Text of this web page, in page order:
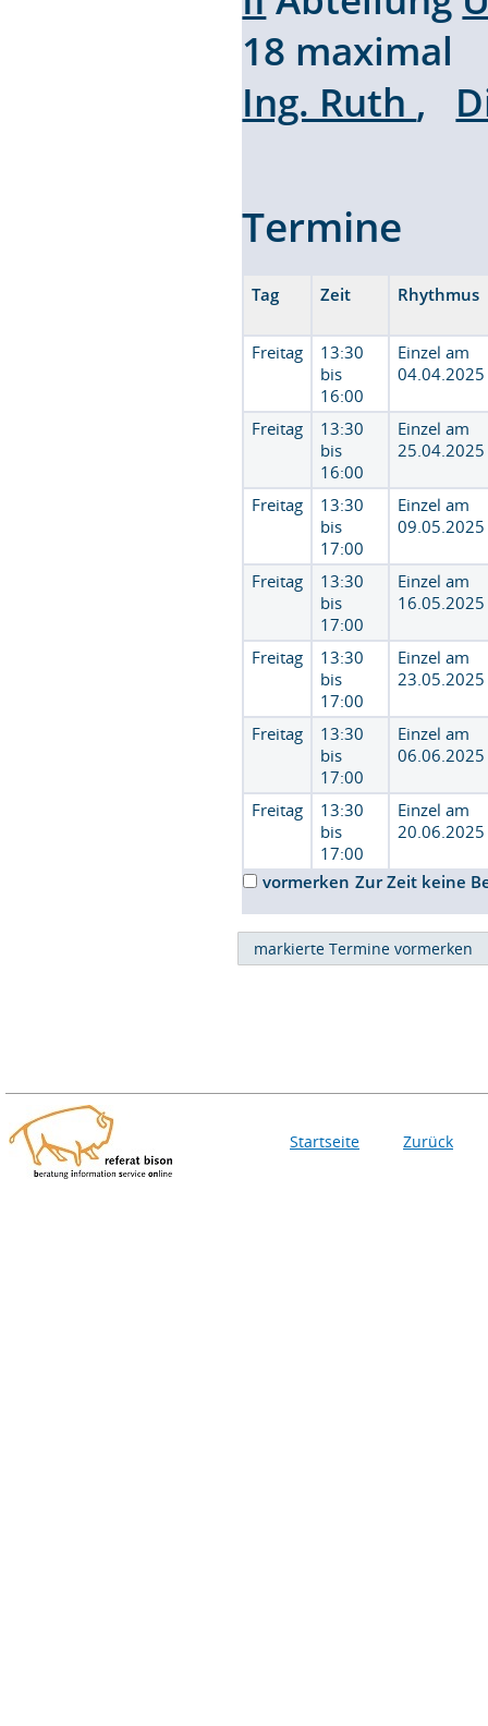
18 maximal
Ing. Ruth ,
Termine
Tag Zeit Rhythmus
Freitag
13:30
bis
16:00
Einzel am
04.04.2025
Freitag
13:30
bis
16:00
Einzel am
25.04.2025
Freitag
13:30
bis
17:00
Einzel am
09.05.2025
Freitag
13:30
bis
17:00
Einzel am
16.05.2025
Freitag
13:30
bis
17:00
Einzel am
23.05.2025
Freitag
13:30
bis
17:00
Einzel am
06.06.2025
Freitag
13:30
bis
17:00
Einzel am
20.06.2025
vormerken Zur Zeit keine
Startseite Zurück